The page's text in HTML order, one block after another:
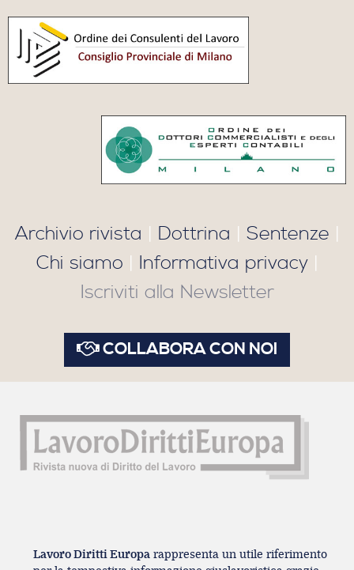
Archivio rivista | Dottrina | Sentenze |
Chi siamo | Informativa privacy|
Iscriviti alla Newsletter
COLLABORA CON NOI
Lavoro Diritti Europa rappresenta un utile riferimento